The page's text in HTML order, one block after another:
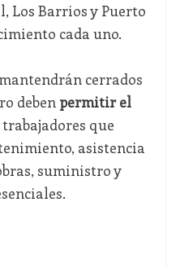
Los Barrios y Puerto
cada uno.
cerrados
deben permitir el
que
asistencia
suministro y